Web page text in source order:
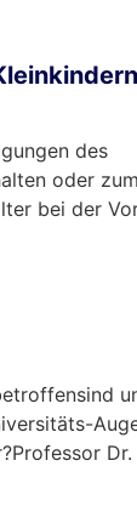
des
oder
bei der
Dr.